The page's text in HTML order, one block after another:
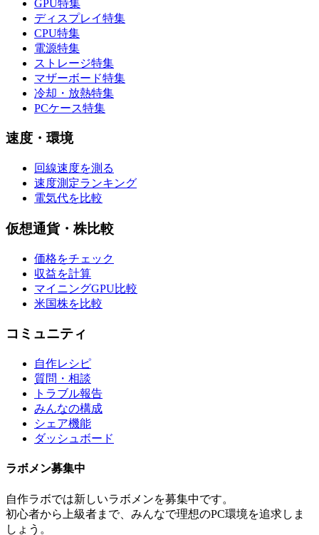
GPU特集
ディスプレイ特集
CPU特集
電源特集
ストレージ特集
マザーボード特集
冷却・放熱特集
PCケース特集
速度・環境
回線速度を測る
速度測定ランキング
電気代を比較
仮想通貨・株比較
価格をチェック
収益を計算
マイニングGPU比較
米国株を比較
コミュニティ
自作レシピ
質問・相談
トラブル報告
みんなの構成
シェア機能
ダッシュボード
ラボメン募集中
自作ラボでは新しいラボメンを募集中です。
初心者から上級者まで、みんなで理想のPC環境を追求しま
しょう。